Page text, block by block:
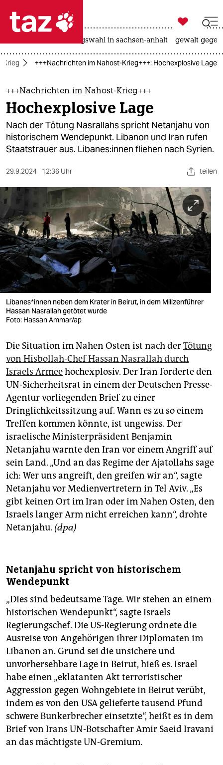
 taz zahl ich
taz zahl ich
themen
politik
öko
sport
berlin
nord
wahrheit
verlag
verlag
shop
fragen & hilfe
unterstützen
abo
genossenschaft
epaper login

taz zahl ich
landtagswahl in sachsen-anhalt gewalt
Krieg +++Nachrichten im Nahost-Krieg+++: Hochexplosive Lage
+++Nachrichten im Nahost-Krieg+++
Hochexplosive Lage
Nach der Tötung Nasrallahs spricht Netanjahu von
historischem Wendepunkt. Libanon und Iran rufen
Staatstrauer aus. Li­ba­ne­s:innen fliehen nach Syrien.
29.9.2024 12:36 Uhr teilen
Li­ba­ne­s*in­nen neben dem Krater in Beirut, in dem Milizenführer
Hassan Nasrallah getötet wurde
Foto: Hassan Ammar/ap
Die Situation im Nahen Osten ist nach derTötung
von Hisbollah-Chef Hassan Nasrallah durch
Israels Armeehochexplosiv. Der Iran forderte den
UN-Sicherheitsrat in einem der Deutschen Presse-
Agentur vorliegenden Brief zu einer
Dringlichkeitssitzung auf. Wann es zu so einem
Treffen kommen könnte, ist ungewiss. Der
israelische Ministerpräsident Benjamin
Netanjahu warnte den Iran vor einem Angriff auf
sein Land. „Und an das Regime der Ajatollahs sage
ich: Wer uns angreift, den greifen wir an“, sagte
Netanjahu vor Medienvertretern in Tel Aviv. „Es
gibt keinen Ort im Iran oder im Nahen Osten, den
Israels langer Arm nicht erreichen kann“, drohte
Netanjahu. (dpa)
Netanjahu spricht von historischem
Wendepunkt
„Dies sind bedeutsame Tage. Wir stehen an einem
historischen Wendepunkt“, sagte Israels
Regierungschef. Die US-Regierung ordnete die
Ausreise von Angehörigen ihrer Diplomaten im
Libanon an. Grund sei die unsichere und
unvorhersehbare Lage in Beirut, hieß es. Israel
habe einen „eklatanten Akt terroristischer
Aggression gegen Wohngebiete in Beirut verübt,
indem es von den USA gelieferte tausend Pfund
schwere Bunkerbrecher einsetzte“, heißt es in dem
Brief von Irans UN-Botschafter Amir Saeid Iravani
an das mächtigste UN-Gremium.